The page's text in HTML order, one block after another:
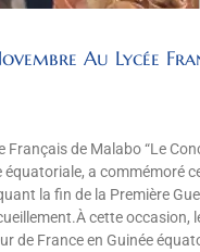
Au Lycée
de Malabo “Le
équatoriale, a commémoré
la fin de la Première
cette occasion,
de France en Guinée